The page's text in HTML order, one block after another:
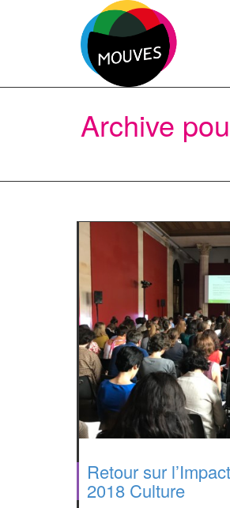
Archive
Retour sur
2018 Culture